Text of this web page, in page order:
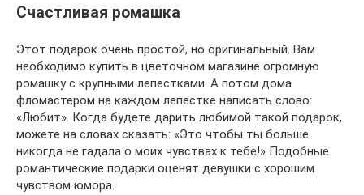
Счастливая ромашка
Этот подарок очень простой, но оригинальный. Вам
необходимо купить в цветочном магазине огромную
ромашку с крупными лепестками. А потом дома
фломастером на каждом лепестке написать слово:
«Любит». Когда будете дарить любимой такой подарок,
можете на словах сказать: «Это чтобы ты больше
никогда не гадала о моих чувствах к тебе!» Подобные
романтические подарки оценят девушки с хорошим
чувством юмора.